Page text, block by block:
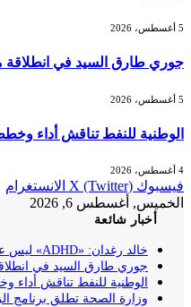
جوري طارق السيد في انطلاقة
الوطنية للنفط تناقش أداء
فيسبوك X (Twitter) الانستغرام
الخميس, أغسطس 6, 2026
أخبار شائعة
خالد رغدان: «ADHD» ليس عجزا بل عقل يعمل بذكاء وإيقاع مختلف
جوري طارق السيد في
الوطنية للنفط تناقش أداء
وزارة الصحة تطلق برنامج